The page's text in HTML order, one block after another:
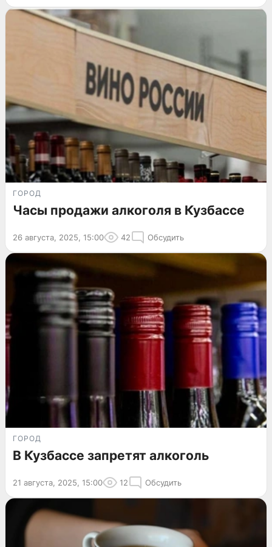
ГОРОД
Часы продажи алкоголя в Кузбассе
26 августа, 2025, 15:00 42 Обсудить
ГОРОД
В Кузбассе запретят алкоголь
21 августа, 2025, 15:00 12 Обсудить